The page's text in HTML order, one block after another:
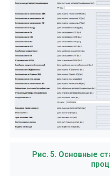
Рис. 5. Основные